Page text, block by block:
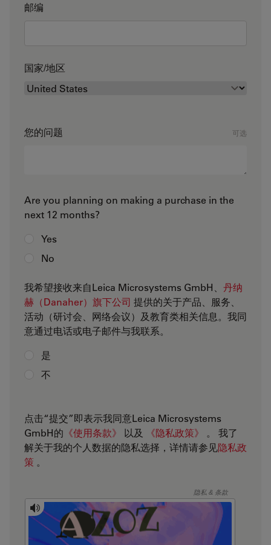
邮编
国家/地区
您的问题 可选
Are you planning on making a purchase in the
next 12 months?
Yes
No
我希望接收来自Leica Microsystems GmbH、 丹纳
赫（Danaher）旗下公司 提供的关于产品、服务、
活动（研讨会、网络会议）及教育类相关信息。我同
意通过电话或电子邮件与我联系。
是
不
点击“提交”即表示我同意Leica Microsystems
GmbH的 《使用条款》 以及 《隐私政策》 。 我了
解关于我的个人数据的隐私选择，详情请参见隐私政
策 。